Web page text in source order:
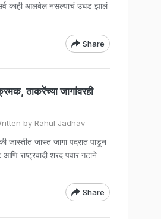
सर्व काही आलबेल नसल्याचं उघड झालं
Share
ठाकरेंच्या जागांवरही
by Rahul Jadhav
जास्तीत जास्त जागा पदरात पाडून
राष्ट्रवादी शरद पवार गटाने
Share